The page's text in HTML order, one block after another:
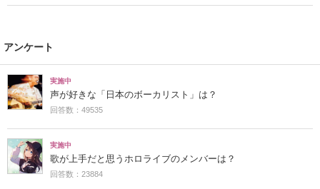
アンケート
実施中
声が好きな「日本のボーカリスト」は？
回答数：49535
実施中
歌が上手だと思うホロライブのメンバーは？
回答数：23884